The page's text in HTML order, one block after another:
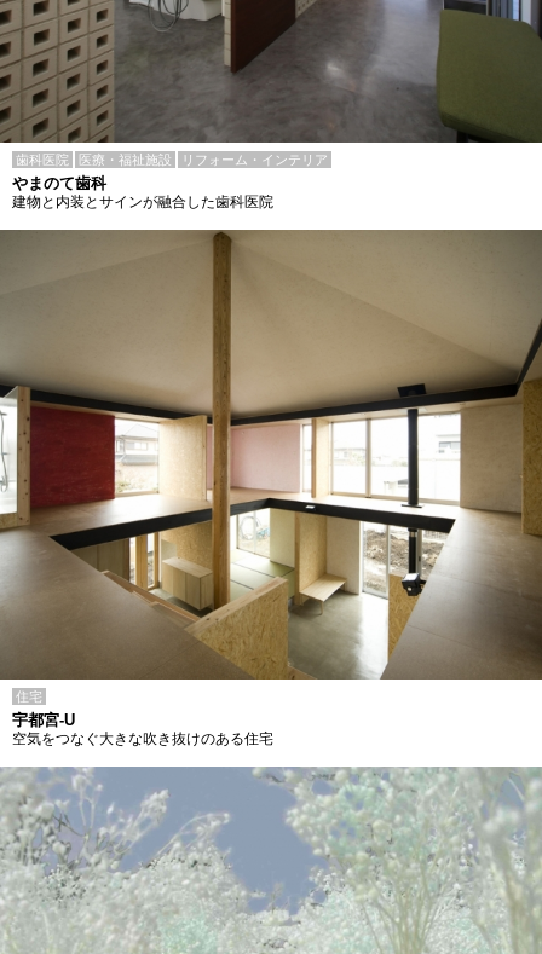
歯科医院 医療・福祉施設 リフォーム・インテリア
やまのて歯科
建物と内装とサインが融合した歯科医院
住宅
宇都宮-U
空気をつなぐ大きな吹き抜けのある住宅